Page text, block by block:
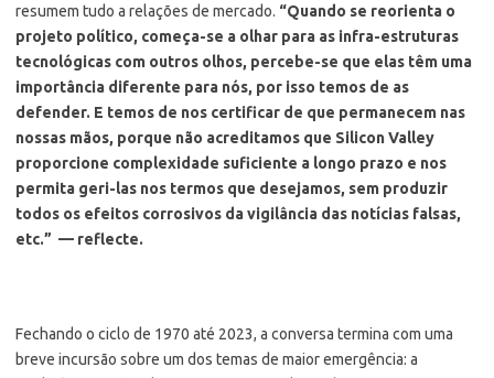
resumem tudo a relações de mercado. “Quando se reorienta o
projeto político, começa-se a olhar para as infra-estruturas
tecnológicas com outros olhos, percebe-se que elas têm uma
importância diferente para nós, por isso temos de as
defender. E temos de nos certificar de que permanecem nas
nossas mãos, porque não acreditamos que Silicon Valley
proporcione complexidade suficiente a longo prazo e nos
permita geri-las nos termos que desejamos, sem produzir
todos os efeitos corrosivos da vigilância das notícias falsas,
etc.” — reflecte.
Fechando o ciclo de 1970 até 2023, a conversa termina com uma
breve incursão sobre um dos temas de maior emergência: a